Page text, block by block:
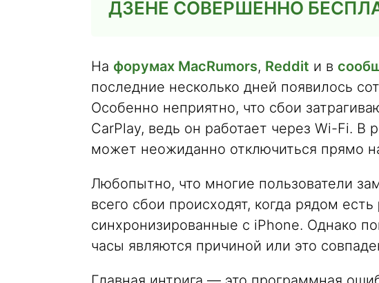
ДЗЕНЕ СОВЕРШЕННО
На форумах MacRumors, Reddit и в
последние несколько дней появилось
Особенно неприятно, что сбои
CarPlay, ведь он работает через Wi-Fi. В
может неожиданно отключиться прямо
Любопытно, что многие пользователи
всего сбои происходят, когда рядом есть
синхронизированные с iPhone. Однако
часы являются причиной или это